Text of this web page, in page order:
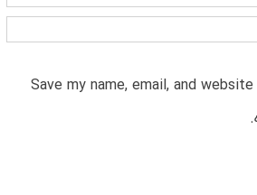
Save my name, email, and